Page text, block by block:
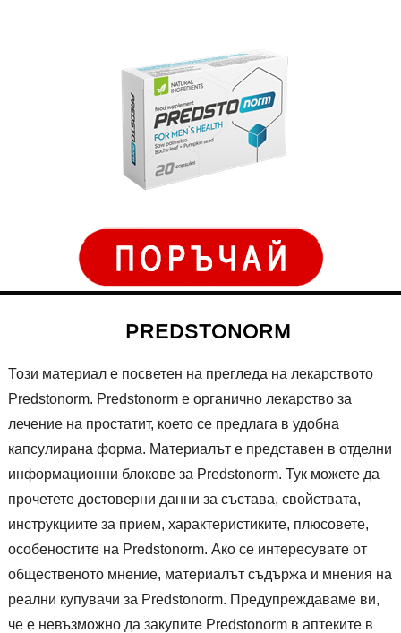
PREDSTONORM
Този материал е посветен на прегледа на лекарството
Predstonorm. Predstonorm е органично лекарство за
лечение на простатит, което се предлага в удобна
капсулирана форма. Материалът е представен в отделни
информационни блокове за Predstonorm. Тук можете да
прочетете достоверни данни за състава, свойствата,
инструкциите за прием, характеристиките, плюсовете,
особеностите на Predstonorm. Ако се интересувате от
общественото мнение, материалът съдържа и мнения на
реални купувачи за Predstonorm. Предупреждаваме ви,
че е невъзможно да закупите Predstonorm в аптеките в